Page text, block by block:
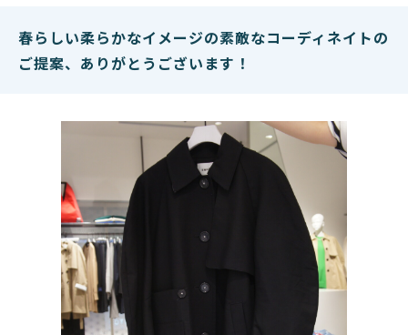
春らしい柔らかなイメージの素敵なコーディネイトの
ご提案、ありがとうございます！